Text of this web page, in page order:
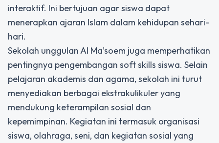
interaktif. Ini bertujuan agar siswa dapat
menerapkan ajaran Islam dalam kehidupan sehari-
hari.
Sekolah unggulan Al Ma’soem juga memperhatikan
pentingnya pengembangan soft skills siswa. Selain
pelajaran akademis dan agama, sekolah ini turut
menyediakan berbagai ekstrakulikuler yang
mendukung keterampilan sosial dan
kepemimpinan. Kegiatan ini termasuk organisasi
siswa, olahraga, seni, dan kegiatan sosial yang